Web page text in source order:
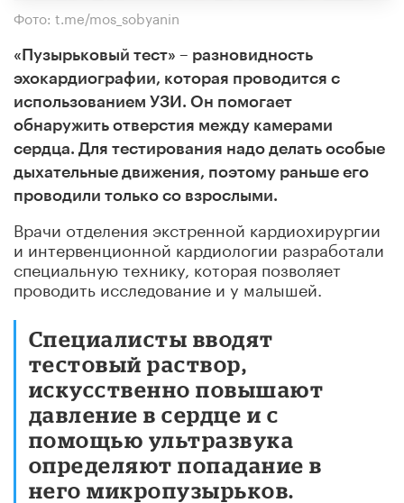
Фото: t.me/mos_sobyanin
«Пузырьковый тест» – разновидность
эхокардиографии, которая проводится с
использованием УЗИ. Он помогает
обнаружить отверстия между камерами
сердца. Для тестирования надо делать особые
дыхательные движения, поэтому раньше его
проводили только со взрослыми.
Врачи отделения экстренной кардиохирургии
и интервенционной кардиологии разработали
специальную технику, которая позволяет
проводить исследование и у малышей.
Специалисты вводят
тестовый раствор,
искусственно повышают
давление в сердце и с
помощью ультразвука
определяют попадание в
него микропузырьков.